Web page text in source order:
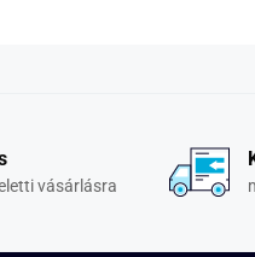
vásárlásra